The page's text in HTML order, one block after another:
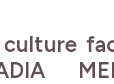
culture